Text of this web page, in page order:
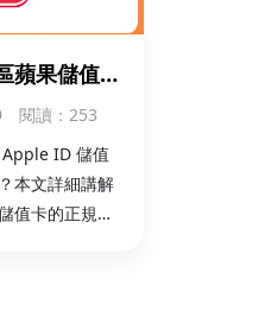
蘋果儲值
儲值卡購
閱讀：253
ID 儲值
本文詳細講解
值卡的正規流